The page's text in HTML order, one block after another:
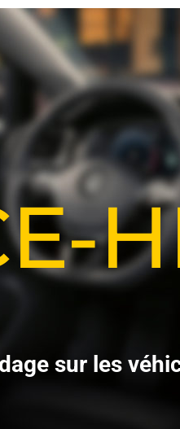
dage sur les véhi